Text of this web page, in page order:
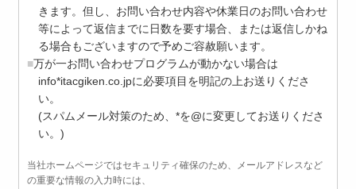
きます。但し、お問い合わせ内容や休業日のお問い合わせ
等によって返信までに日数を要す場合、または返信しかね
る場合もございますので予めご容赦願います。
万が一お問い合わせプログラムが動かない場合は
info*itacgiken.co.jpに必要項目を明記の上お送りくださ
い。
(スパムメール対策のため、*を@に変更してお送りくださ
い。)
当社ホームページではセキュリティ確保のため、メールアドレスなど
の重要な情報の入力時には、